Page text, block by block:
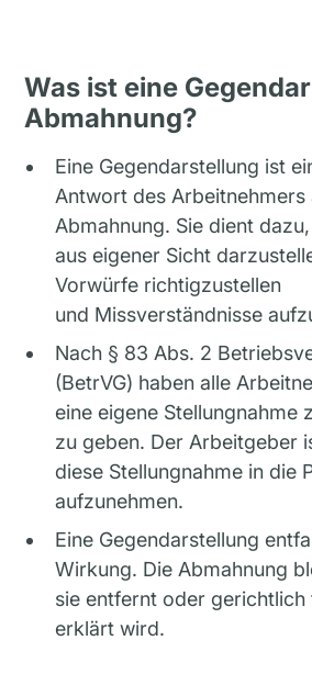
Was ist eine
Abmahnung?
Eine Gegendarstellung ist
Antwort des Arbeitnehmers
Abmahnung. Sie dient
aus eigener Sicht
Vorwürfe richtigzustellen
und Missverständnisse
Nach § 83 Abs. 2
(BetrVG) haben alle
eine eigene Stellungnahme
zu geben. Der Arbeitgeber
diese Stellungnahme in die
aufzunehmen.
Eine Gegendarstellung
Wirkung. Die Abmahnung
sie entfernt oder gerichtlich
erklärt wird.